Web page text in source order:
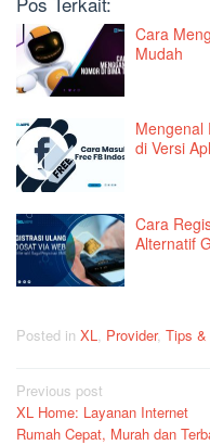
Cara
Mudah
Mengenal
di Versi
Cara
Alternatif
Posted in XL, Provider, Tips &
Post
navigation
Previous post
XL Home: Layanan Internet
Rumah Cepat, Murah dan